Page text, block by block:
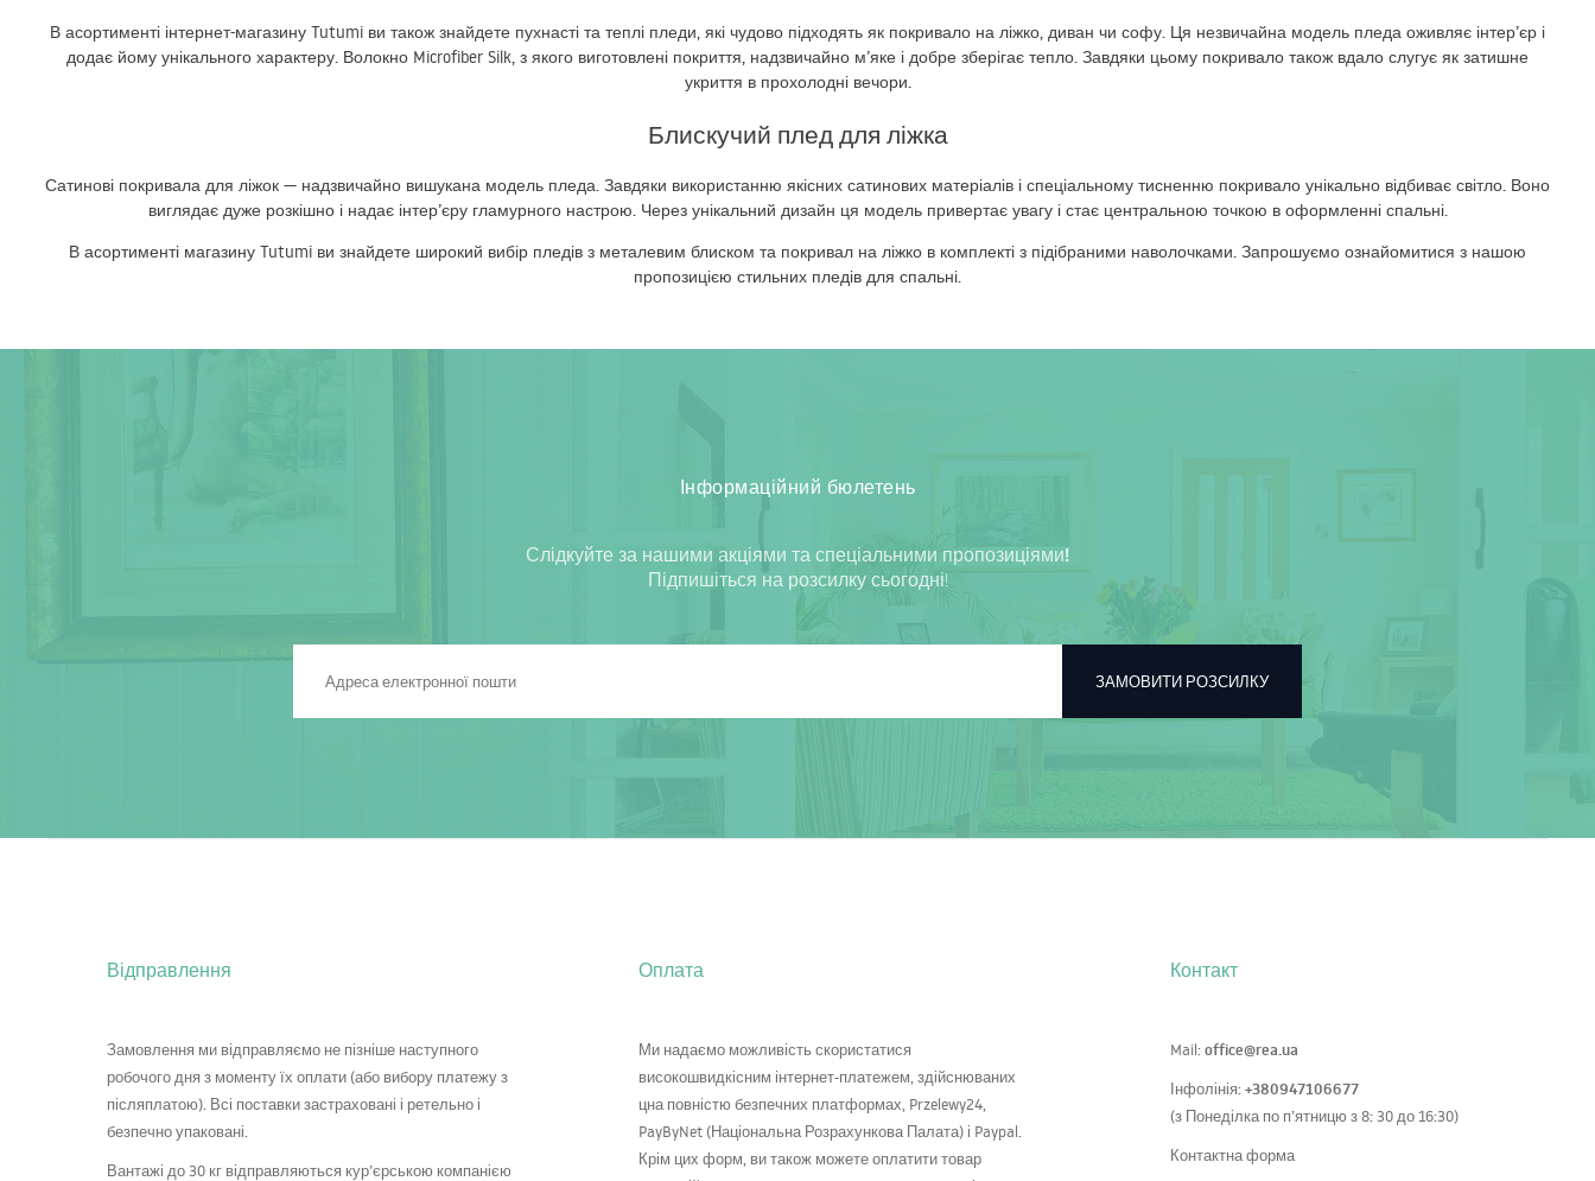
В асортименті інтернет-магазину Tutumi ви також знайдете пухнасті та теплі пледи, які чудово підходять як покривало на ліжко, диван чи софу. Ця незвичайна модель пледа оживляє інтер’єр і
додає йому унікального характеру. Волокно Microfiber Silk, з якого виготовлені покриття, надзвичайно м’яке і добре зберігає тепло. Завдяки цьому покривало також вдало слугує як затишне
укриття в прохолодні вечори.
Блискучий плед для ліжка
Сатинові покривала для ліжок — надзвичайно вишукана модель пледа. Завдяки використанню якісних сатинових матеріалів і спеціальному тисненню покривало унікально відбиває світло. Воно
виглядає дуже розкішно і надає інтер’єру гламурного настрою. Через унікальний дизайн ця модель привертає увагу і стає центральною точкою в оформленні спальні.
В асортименті магазину Tutumi ви знайдете широкий вибір пледів з металевим блиском та покривал на ліжко в комплекті з підібраними наволочками. Запрошуємо ознайомитися з нашою
пропозицією стильних пледів для спальні.
Інформаційний бюлетень
Слідкуйте за нашими акціями та спеціальними пропозиціями!
Підпишіться на розсилку сьогодні!
ЗАМОВИТИ РОЗСИЛКУ
Відправлення
Замовлення ми відправляємо не пізніше наступного
робочого дня з моменту їх оплати (або вибору платежу з
післяплатою). Всі поставки застраховані і ретельно і
безпечно упаковані.
Вантажі до 30 кг відправляються кур’єрською компанією
Оплата
Ми надаємо можливість скористатися
високошвидкісним інтернет-платежем, здійснюваних
цна повністю безпечних платформах, Przelewy24,
PayByNet (Національна Розрахункова Палата) і Paypal.
Крім цих форм, ви також можете оплатити товар
Контакт
Mail:office@rea.ua
Інфолінія:+380947106677
(з Понеділка по п’ятницю з 8: 30 до 16:30)
Контактна форма